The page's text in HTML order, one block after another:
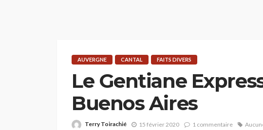
AUVERGNE CANTAL FAITS DIVERS
Le Gentiane
Buenos Aires
Terry Toirachié 15 février 2020 1 commentaire